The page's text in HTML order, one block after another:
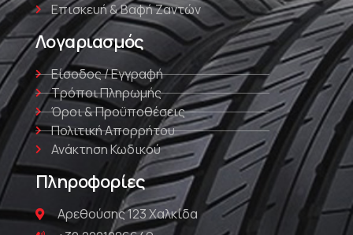
Επισκευή & Βαφή Ζαντών
Λογαριασμός
Είσοδος / Εγγραφή
Τρόποι Πληρωμής
Όροι & Προϋποθέσεις
Πολιτική Απορρήτου
Ανάκτηση Κωδικού
Πληροφορίες
Αρεθούσης 123 Χαλκίδα